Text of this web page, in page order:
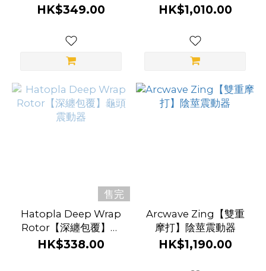
HK$349.00
動陰莖持久環
HK$1,010.00
售完
Hatopla Deep Wrap
Rotor【深纏包覆】龜
頭震動器
HK$338.00
Arcwave Zing【雙重
摩打】陰莖震動器
HK$1,190.00